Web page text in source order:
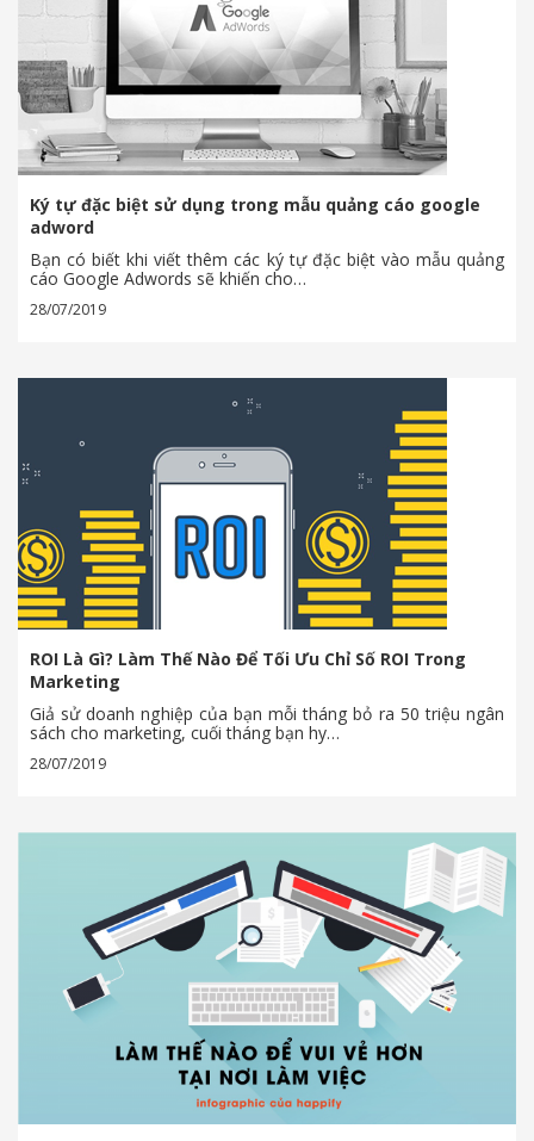
Ký tự đặc biệt sử dụng trong mẫu quảng cáo google
adword
Bạn có biết khi viết thêm các ký tự đặc biệt vào mẫu quảng
cáo Google Adwords sẽ khiến cho…
28/07/2019
ROI Là Gì? Làm Thế Nào Để Tối Ưu Chỉ Số ROI Trong
Marketing
Giả sử doanh nghiệp của bạn mỗi tháng bỏ ra 50 triệu ngân
sách cho marketing, cuối tháng bạn hy…
28/07/2019